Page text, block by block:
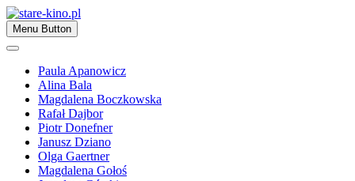
Skip
to
content
stare-kino.pl
Zapraszamy
Menu Button
Paula Apanowicz
Alina Bala
Magdalena Boczkowska
Rafał Dajbor
Piotr Donefner
Janusz Dziano
Olga Gaertner
Magdalena Gołoś